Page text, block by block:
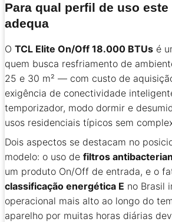
Para qual perfil de uso
adequa
O TCL Elite On/Off 18.000 BTUs é
quem busca resfriamento de
25 e 30 m² — com custo de
exigência de conectividade
temporizador, modo dormir e
usos residenciais típicos sem
Dois aspectos se destacam no
modelo: o uso de filtros
um produto On/Off de entrada, e o
classificação energética E no Brasil
operacional mais alto ao longo do
aparelho por muitas horas diárias